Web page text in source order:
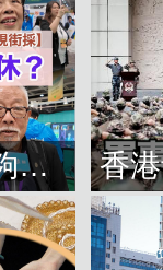
【通視街採】在香港攢夠多少錢才敢退休？有人退而不休，有人放眼大灣區